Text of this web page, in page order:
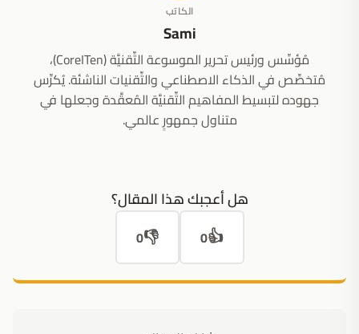
الكاتب
Sami
مُؤسِّس ورئيس تحرير الموسوعة التِّقنيَّة (CoreITen)،
مُتخصِّص في الذكاء الاصطناعي والتِّقنيات الناشئة. يُكرِّس
جهوده لتبسيط المفاهيم التِّقنيَّة المُعقَّدة وجعلها في
متناول جمهورٍ عالمي.
هل أعجبك هذا المقال؟
👍
0
👎
0